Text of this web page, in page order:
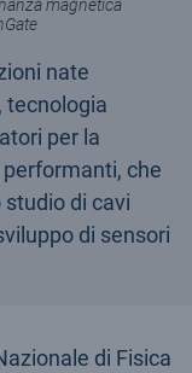
magnetica
nate
tecnologia
per la
che
di cavi
di sensori
di Fisica